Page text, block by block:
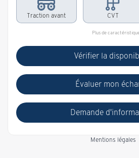
Traction avant CVT
Plus de
Vérifier la
Évaluer mon
Demande
Mentions légales